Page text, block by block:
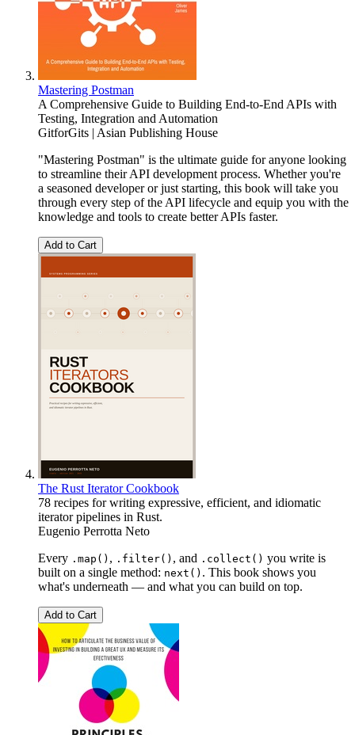
Mastering Postman
A Comprehensive Guide to Building End-to-End APIs with
Testing, Integration and Automation
GitforGits | Asian Publishing House
"Mastering Postman" is the ultimate guide for anyone looking
to streamline their API development process. Whether you're
a seasoned developer or just starting, this book will take you
through every step of the API lifecycle and equip you with the
knowledge and tools to create better APIs faster.
Add to Cart
The Rust Iterator Cookbook
78 recipes for writing expressive, efficient, and idiomatic
iterator pipelines in Rust.
Eugenio Perrotta Neto
Every .map() , .filter() , and .collect() you write is
built on a single method: next() . This book shows you
what's underneath — and what you can build on top.
Add to Cart